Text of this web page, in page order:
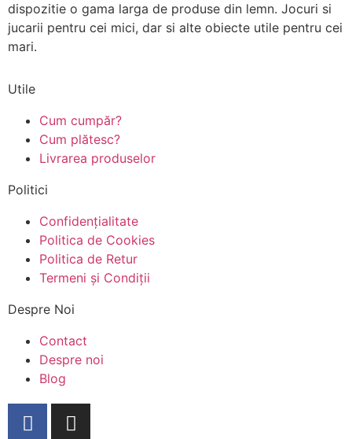
dispozitie o gama larga de produse din lemn. Jocuri si
jucarii pentru cei mici, dar si alte obiecte utile pentru cei
mari.
Utile
Cum cumpăr?
Cum plătesc?
Livrarea produselor
Politici
Confidențialitate
Politica de Cookies
Politica de Retur
Termeni și Condiții
Despre Noi
Contact
Despre noi
Blog